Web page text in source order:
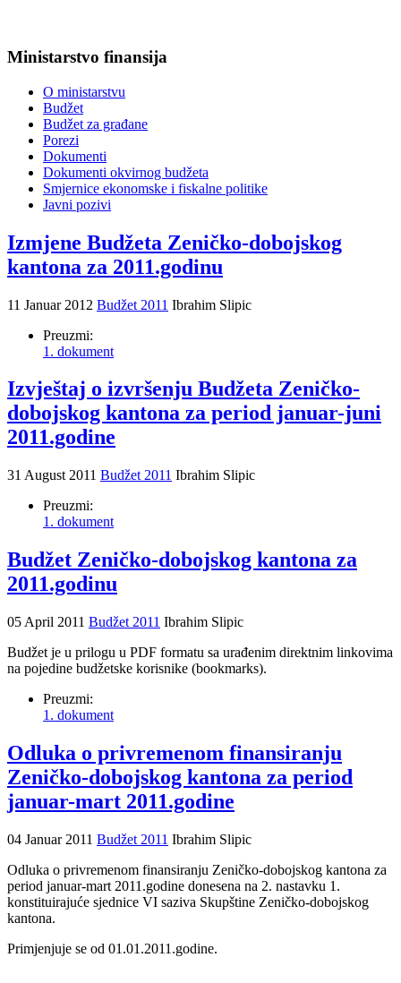
Ministarstvo finansija
O ministarstvu
Budžet
Budžet za građane
Porezi
Dokumenti
Dokumenti okvirnog budžeta
Smjernice ekonomske i fiskalne politike
Javni pozivi
Izmjene Budžeta Zeničko-dobojskog
kantona za 2011.godinu
11 Januar 2012 Budžet 2011 Ibrahim Slipic
Preuzmi:
1. dokument
Izvještaj o izvršenju Budžeta Zeničko-
dobojskog kantona za period januar-juni
2011.godine
31 August 2011 Budžet 2011 Ibrahim Slipic
Preuzmi:
1. dokument
Budžet Zeničko-dobojskog kantona za
2011.godinu
05 April 2011 Budžet 2011 Ibrahim Slipic
Budžet je u prilogu u PDF formatu sa urađenim direktnim linkovima
na pojedine budžetske korisnike (bookmarks).
Preuzmi:
1. dokument
Odluka o privremenom finansiranju
Zeničko-dobojskog kantona za period
januar-mart 2011.godine
04 Januar 2011 Budžet 2011 Ibrahim Slipic
Odluka o privremenom finansiranju Zeničko-dobojskog kantona za
period januar-mart 2011.godine donesena na 2. nastavku 1.
konstituirajuće sjednice VI saziva Skupštine Zeničko-dobojskog
kantona.
Primjenjuje se od 01.01.2011.godine.